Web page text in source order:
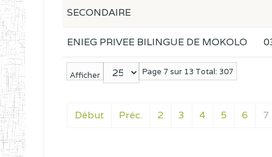
Afficher Page 7 sur 13 Total: 307
Début Préc. 2 3 4 5 6 7
SECONDAIRE
ENIEG PRIVEE BILINGUE DE MOKOLO